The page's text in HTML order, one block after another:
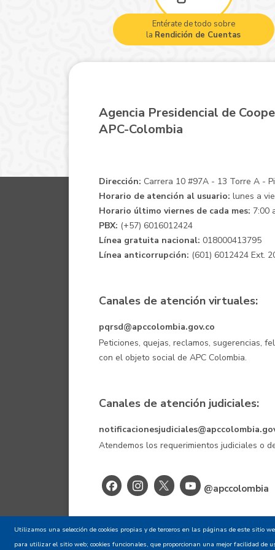
Entérate de todo sobre
la Rendición de Cuentas
Agencia Presidencial de
APC-Colombia
Dirección: Carrera 10 #97A - 13 Torre A -
Horario de atención al usuario: lunes a
Horario último viernes de cada mes: 7:00
PBX: (+57) 6016012424
Línea gratuita nacional: 018000413795
Línea anticorrupción: (601) 6012424 Ext.
Canales de atención virtuales:
pqrsd@apccolombia.gov.co
Peticiones, quejas, reclamos, sugerencias,
con el objeto social de APC Colombia.
Canales de atención judiciales:
Atendemos los requerimientos judiciales o
@apccolombia
Aviso de
Utilizamos una selección de cookies propias y de terceros en las páginas de este sitio
para utilizar el sitio web; cookies funcionales, que proporcionan una mejor facilidad de